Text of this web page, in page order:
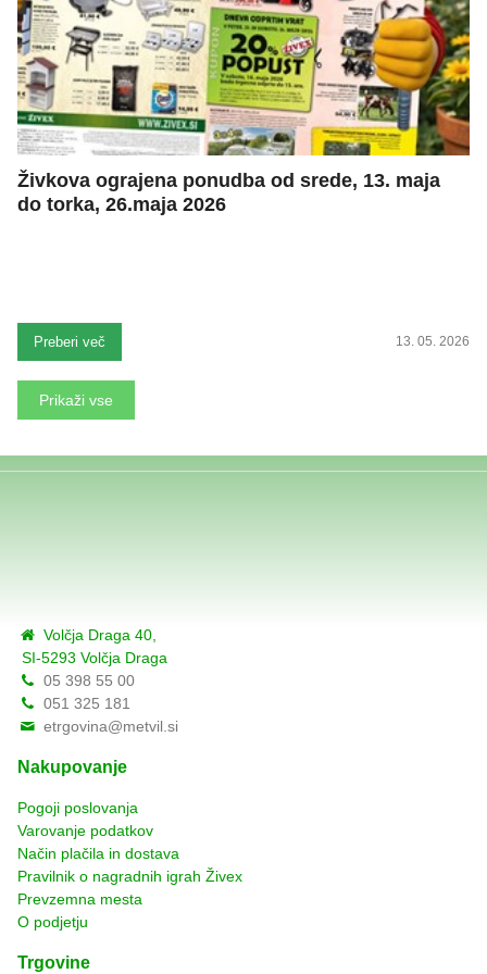
Živkova ograjena ponudba od srede, 13. maja
do torka, 26.maja 2026
Preberi več 13. 05. 2026
Prikaži vse
Volčja Draga 40,
SI-5293 Volčja Draga
05 398 55 00
051 325 181
etrgovina@metvil.si
Nakupovanje
Pogoji poslovanja
Varovanje podatkov
Način plačila in dostava
Pravilnik o nagradnih igrah Živex
Prevzemna mesta
O podjetju
Trgovine